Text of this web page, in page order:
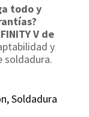
todo y
V de
y
soldadura.
,Soldadura